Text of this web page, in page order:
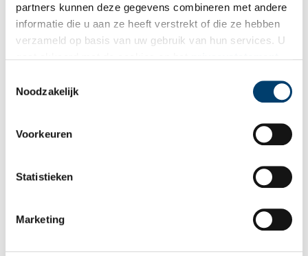
partners kunnen deze gegevens combineren met andere
informatie die u aan ze heeft verstrekt of die ze hebben
verzameld op basis van uw gebruik van hun services. U
Noodzakelijk
Voorkeuren
Statistieken
Marketing
Een jaar rond in de Eendenkooi ’t Zand